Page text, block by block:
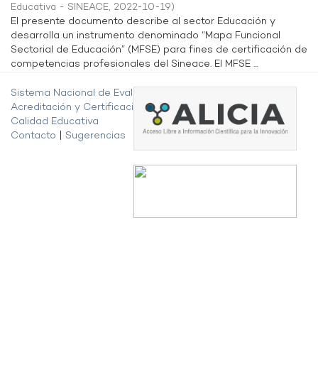
Educativa - SINEACE, 2022-10-19)
El presente documento describe al sector Educación y
desarrolla un instrumento denominado “Mapa Funcional
Sectorial de Educación” (MFSE) para fines de certificación de
competencias profesionales del Sineace. El MFSE ...
Sistema Nacional de Evaluación,
Acreditación y Certificación de la
Calidad Educativa
Contacto
Sugerencias